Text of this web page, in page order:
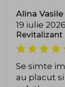
Alina Vasile
19 iulie 2026
Revitalizant
Se simte
au placut